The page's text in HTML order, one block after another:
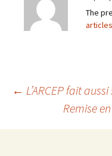
The
des
← L’ARCEP fait
Remise